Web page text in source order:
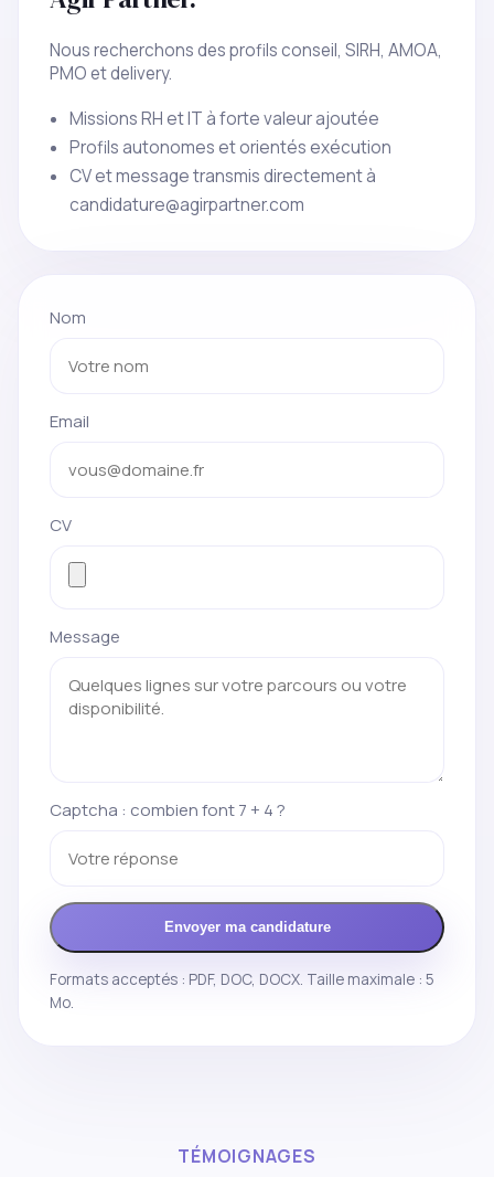
Nous recherchons des profils conseil, SIRH, AMOA,
PMO et delivery.
Missions RH et IT à forte valeur ajoutée
Profils autonomes et orientés exécution
CV et message transmis directement à
candidature@agirpartner.com
Nom
Email
CV
Message
Captcha : combien font 7 + 4 ?
Envoyer ma candidature
Formats acceptés : PDF, DOC, DOCX. Taille maximale : 5
Mo.
TÉMOIGNAGES